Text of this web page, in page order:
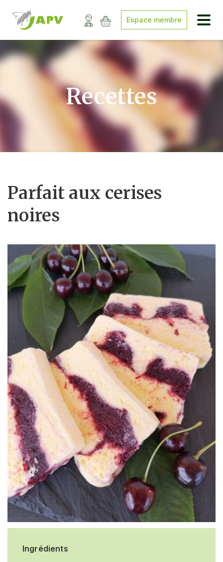
Espace membre
Recettes
Parfait aux cerises
noires
Ingrédients